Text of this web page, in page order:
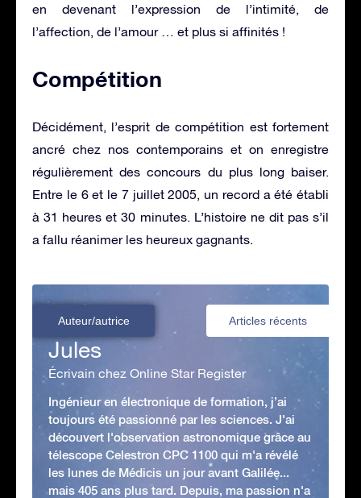
en devenant l’expression de l’intimité, de
l’affection, de l’amour … et plus si affinités !
Compétition
Décidément, l’esprit de compétition est fortement
ancré chez nos contemporains et on enregistre
régulièrement des concours du plus long baiser.
Entre le 6 et le 7 juillet 2005, un record a été établi
à 31 heures et 30 minutes. L’histoire ne dit pas s’il
a fallu réanimer les heureux gagnants.
Auteur/autrice Articles récents
Jules
Écrivain chez Online Star Register
Ingénieur en électronique de formation, j’ai
toujours été passionné par les sciences. J'ai
découvert l'observation astronomique grâce au
télescope Celestron CPC 1100 qui m'a révélé
les lunes de Médicis un jour avant Galilée...
mais 405 ans plus tard. Depuis, ma passion n'a